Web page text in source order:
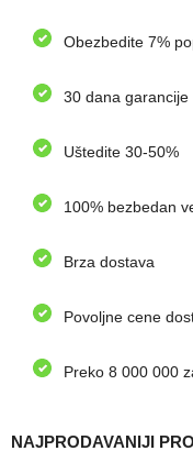
Obezbedite 7%
30 dana
Uštedite 30-50%
100% bezbedan
Brza dostava
Povoljne cene
Preko 8 000 000
NAJPRODAVANIJI